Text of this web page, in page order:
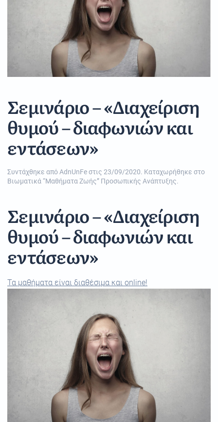
Σεμινάριο – «Διαχείριση
θυμού – διαφωνιών και
εντάσεων»
Συντάχθηκε απόAdnUnFeστις 23/09/2020. Καταχωρήθηκε στο
Βιωματικά “Μαθήματα Ζωής” Προσωπικής Ανάπτυξης.
Σεμινάριο – «Διαχείριση
θυμού – διαφωνιών και
εντάσεων»
Τα μαθήματα είναι διαθέσιμα και online!